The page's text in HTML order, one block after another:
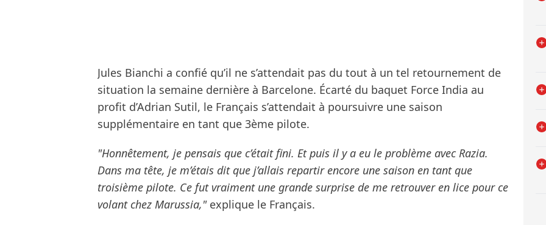
Jules Bianchi a confié qu’il ne s’attendait pas du tout à un tel retournement de
situation la semaine dernière à Barcelone. Écarté du baquet Force India au
profit d’Adrian Sutil, le Français s’attendait à poursuivre une saison
supplémentaire en tant que 3ème pilote.
"Honnêtement, je pensais que c’était fini. Et puis il y a eu le problème avec Razia.
Dans ma tête, je m’étais dit que j’allais repartir encore une saison en tant que
troisième pilote. Ce fut vraiment une grande surprise de me retrouver en lice pour ce
volant chez Marussia,"explique le Français.